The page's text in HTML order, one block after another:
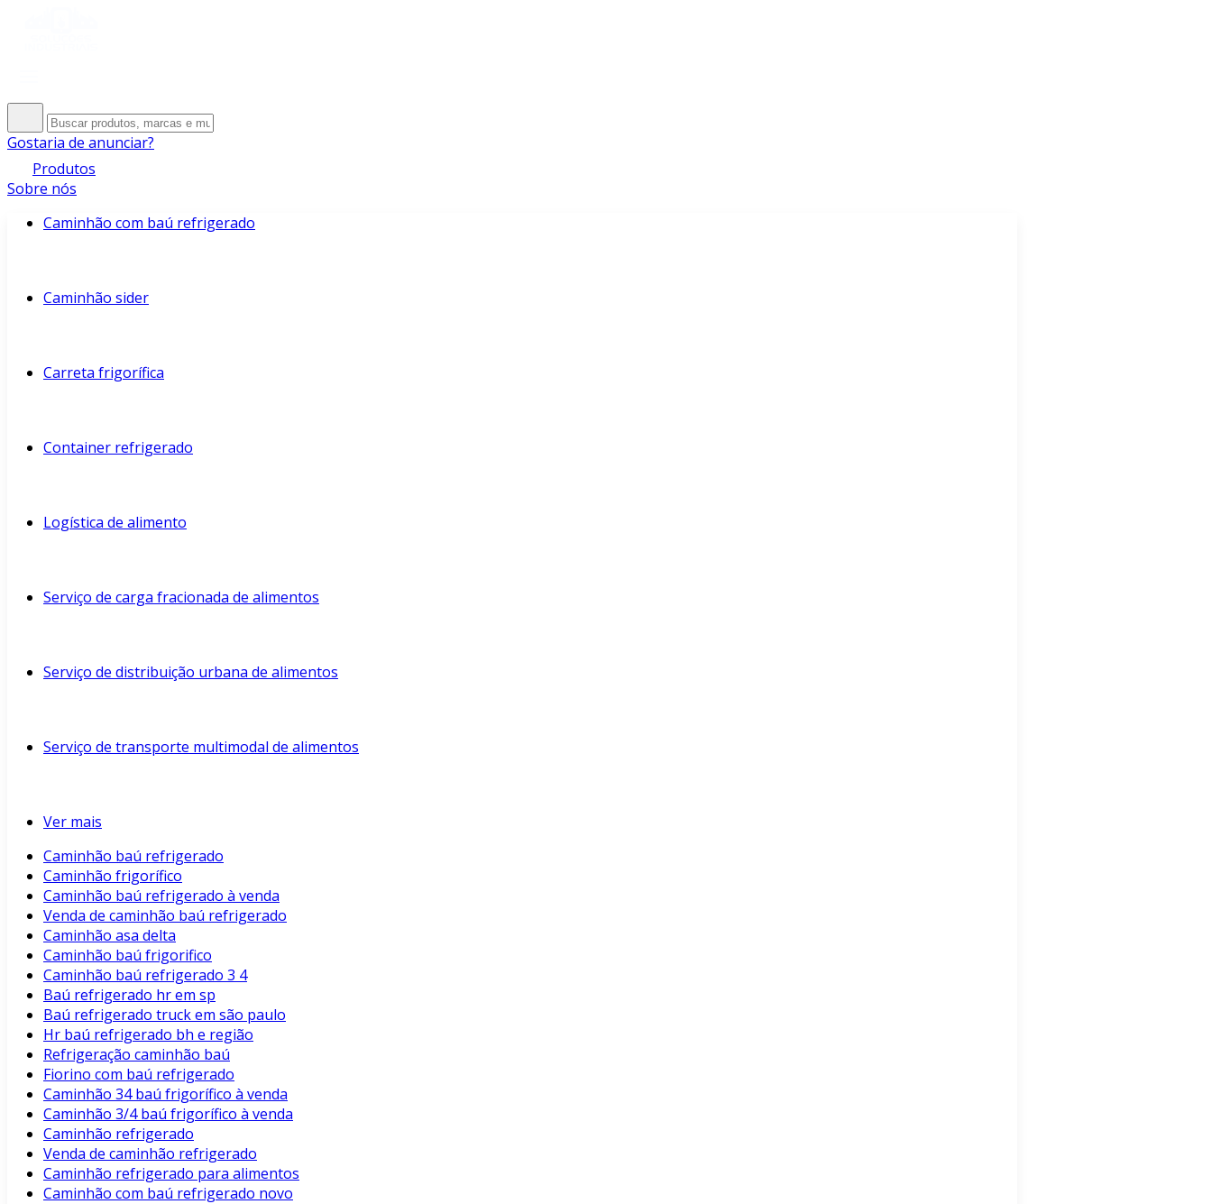
Gostaria de anunciar?
Produtos
Sobre nós
Caminhão com baú refrigerado
Caminhão sider
Carreta frigorífica
Container refrigerado
Logística de alimento
Serviço de carga fracionada de alimentos
Serviço de distribuição urbana de alimentos
Serviço de transporte multimodal de alimentos
Ver mais
Caminhão baú refrigerado
Caminhão frigorífico
Caminhão baú refrigerado à venda
Venda de caminhão baú refrigerado
Caminhão asa delta
Caminhão baú frigorifico
Caminhão baú refrigerado 3 4
Baú refrigerado hr em sp
Baú refrigerado truck em são paulo
Hr baú refrigerado bh e região
Refrigeração caminhão baú
Fiorino com baú refrigerado
Caminhão 34 baú frigorífico à venda
Caminhão 3/4 baú frigorífico à venda
Caminhão refrigerado
Venda de caminhão refrigerado
Caminhão refrigerado para alimentos
Caminhão com baú refrigerado novo